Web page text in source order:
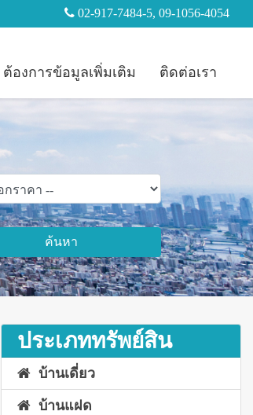
02-917-7484-5, 09-1056-4054
ต้องการข้อมูลเพิ่มเติม ติดต่อเรา
ค้นหา
ประเภททรัพย์สิน
บ้านเดี่ยว
บ้านแฝด